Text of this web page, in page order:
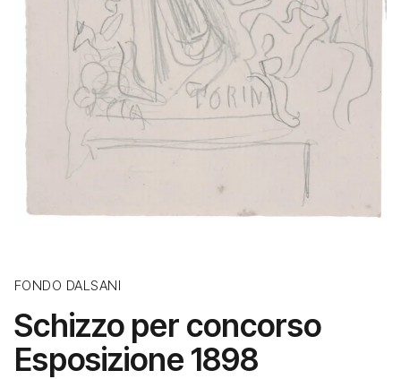
FONDO DALSANI
Schizzo per concorso
Esposizione 1898